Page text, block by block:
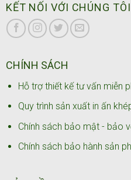
KẾT NỐI VỚI CHÚNG TÔI
CHÍNH SÁCH
Hỗ trợ thiết kế tư vấn miễn
Quy trình sản xuất in ấn
Chính sách bảo mật - bảo
Chính sách bảo hành sản